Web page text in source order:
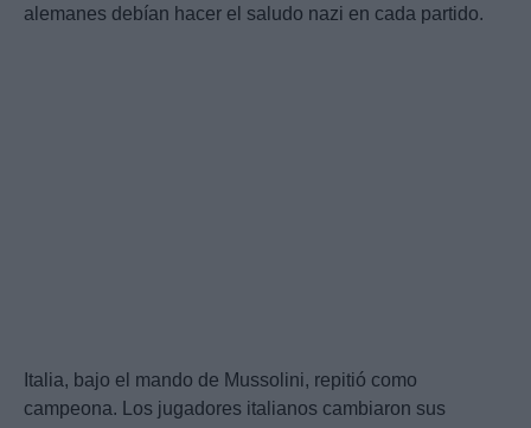
alemanes debían hacer el saludo nazi en cada partido.
Italia, bajo el mando de Mussolini, repitió como
campeona. Los jugadores italianos cambiaron sus